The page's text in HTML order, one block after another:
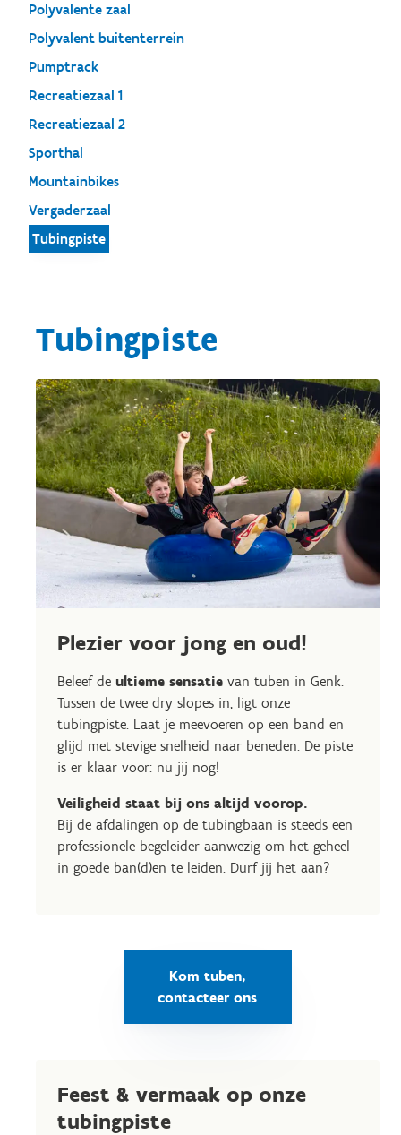
Polyvalente zaal
Polyvalent buitenterrein
Pumptrack
Recreatiezaal 1
Recreatiezaal 2
Sporthal
Mountainbikes
Vergaderzaal
Tubingpiste
Tubingpiste
Plezier voor jong en oud!
Beleef de ultieme sensatie van tuben in Genk.
Tussen de twee dry slopes in, ligt onze
tubingpiste. Laat je meevoeren op een band en
glijd met stevige snelheid naar beneden. De piste
is er klaar voor: nu jij nog!
Veiligheid staat bij ons altijd voorop.
Bij de afdalingen op de tubingbaan is steeds een
professionele begeleider aanwezig om het geheel
in goede ban(d)en te leiden. Durf jij het aan?
Kom tuben,
contacteer ons
Feest & vermaak op onze
tubingpiste